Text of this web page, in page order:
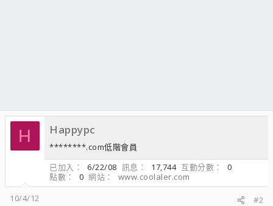
H Happypc
********.com低階會員
已加入
6/22/08 訊息 17,744 互動分數
0
點數
0 網站
www.coolaler.com
10/4/12
#2